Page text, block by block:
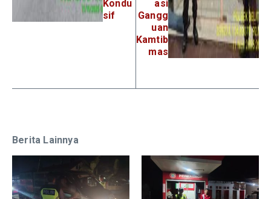
Kondu
sif
asi
Gangg
uan
Kamtib
mas
Berita Lainnya